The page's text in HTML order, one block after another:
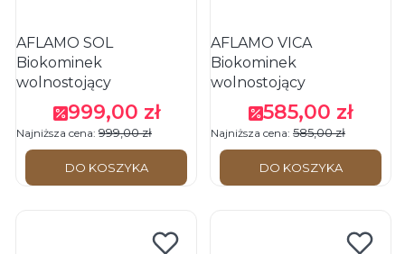
AFLAMO SOL
Biokominek
wolnostojący
Cena promocyjna
999,00 zł
Najniższa cena: 999,00 zł
DO KOSZYKA
AFLAMO VICA
Biokominek
wolnostojący
Cena promocyjna
585,00 zł
Najniższa cena: 585,00 zł
DO KOSZYKA